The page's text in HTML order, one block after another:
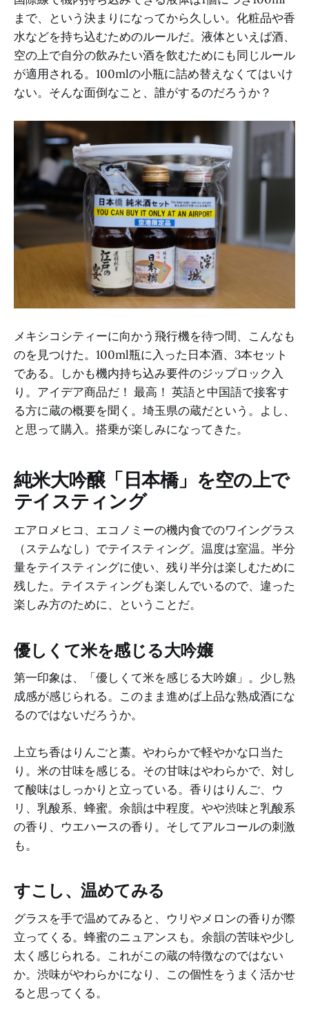
まで、という決まりになってから久しい。化粧品や香
水などを持ち込むためのルールだ。液体といえば酒、
空の上で自分の飲みたい酒を飲むためにも同じルール
が適用される。100mlの小瓶に詰め替えなくてはいけ
ない。そんな面倒なこと、誰がするのだろうか？
メキシコシティーに向かう飛行機を待つ間、こんなも
のを見つけた。100ml瓶に入った日本酒、3本セット
である。しかも機内持ち込み要件のジップロック入
り。アイデア商品だ！ 最高！ 英語と中国語で接客す
る方に蔵の概要を聞く。埼玉県の蔵だという。よし、
と思って購入。搭乗が楽しみになってきた。
純米大吟醸「日本橋」を空の上で
テイスティング
エアロメヒコ、エコノミーの機内食でのワイングラス
（ステムなし）でテイスティング。温度は室温。半分
量をテイスティングに使い、残り半分は楽しむために
残した。テイスティングも楽しんでいるので、違った
楽しみ方のために、ということだ。
優しくて米を感じる大吟嬢
第一印象は、「優しくて米を感じる大吟嬢」。少し熟
成感が感じられる。このまま進めば上品な熟成酒にな
るのではないだろうか。
上立ち香はりんごと藁。やわらかで軽やかな口当た
り。米の甘味を感じる。その甘味はやわらかで、対し
て酸味はしっかりと立っている。香りはりんご、ウ
リ、乳酸系、蜂蜜。余韻は中程度。やや渋味と乳酸系
の香り、ウエハースの香り。そしてアルコールの刺激
も。
すこし、温めてみる
グラスを手で温めてみると、ウリやメロンの香りが際
立ってくる。蜂蜜のニュアンスも。余韻の苦味や少し
太く感じられる。これがこの蔵の特徴なのではない
か。渋味がやわらかになり、この個性をうまく活かせ
ると思ってくる。